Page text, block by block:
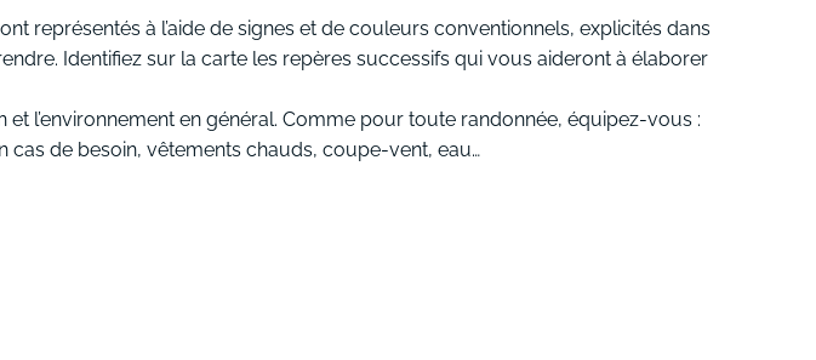
représentés à l’aide de signes et de couleurs conventionnels, explicités dans
Identifiez sur la carte les repères successifs qui vous aideront à élaborer
l’environnement en général. Comme pour toute randonnée, équipez-vous :
de besoin, vêtements chauds, coupe-vent, eau…